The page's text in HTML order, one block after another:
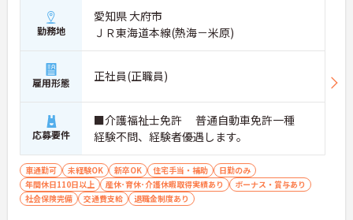
勤務地
愛知県 大府市
ＪＲ東海道本線(熱海－米原)
雇用形態 正社員(正職員)
応募要件
■介護福祉士免許 普通自動車免許一種
経験不問、経験者優遇します。
車通勤可 未経験OK 新卒OK 住宅手当・補助
日勤のみ
年間休日110日以上
産休･育休･介護休暇取得実績あり
ボーナス・賞与あり
社会保険完備
交通費支給 退職金制度あり